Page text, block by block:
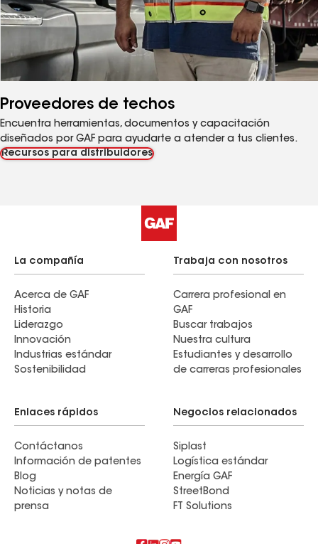
Proveedores de techos
Encuentra herramientas, documentos y capacitación
diseñados por GAF para ayudarte a atender a tus clientes.
Recursos para distribuidores
La compañía
Acerca de GAF
Historia
Liderazgo
Innovación
Industrias estándar
Sostenibilidad
Trabaja con nosotros
Carrera profesional en
GAF
Buscar trabajos
Nuestra cultura
Estudiantes y desarrollo
de carreras profesionales
Enlaces rápidos
Contáctanos
Información de patentes
Blog
Noticias y notas de
prensa
Negocios relacionados
Siplast
Logística estándar
Energía GAF
StreetBond
FT Solutions